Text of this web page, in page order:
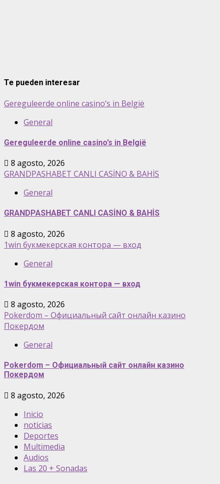
Te pueden interesar
Gereguleerde online casino’s in België
General
Gereguleerde online casino’s in België
8 agosto, 2026
GRANDPASHABET CANLI CASİNO & BAHİS
General
GRANDPASHABET CANLI CASİNO & BAHİS
8 agosto, 2026
1win букмекерская контора — вход
General
1win букмекерская контора — вход
8 agosto, 2026
Pokerdom – Официальный сайт онлайн казино
Покердом
General
Pokerdom – Официальный сайт онлайн казино
Покердом
8 agosto, 2026
Inicio
noticias
Deportes
Multimedia
Audios
Las 20 + Sonadas